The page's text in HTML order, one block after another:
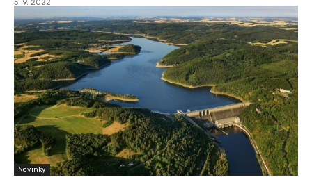
5. 9. 2022
Novinky